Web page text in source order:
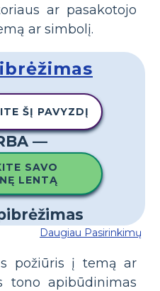
ar pasakotojo
ar simbolį.
ŠĮ PAVYZDĮ
—
SAVO
LENTĄ
Daugiau Pasirinkimų
požiūris į temą ar
tono apibūdinimas